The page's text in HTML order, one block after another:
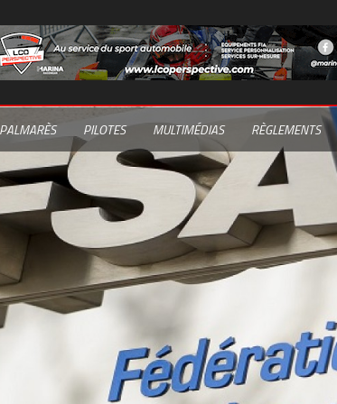
PALMARÈS PILOTES MULTIMÉDIAS RÈGLEMENTS